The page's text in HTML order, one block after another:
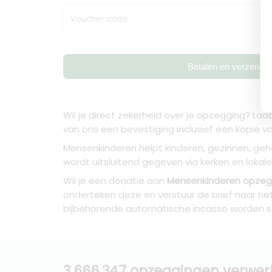
Voucher code
Betalen en verzenden
Wil je direct zekerheid over je opzegging?
van ons een bevestiging inclusief een kopie
Mensenkinderen helpt kinderen, gezinnen,
wordt uitsluitend gegeven via kerken en
Wil je een donatie aan Mensenkinderen
onderteken deze en verstuur de brief naar
bijbehorende automatische incasso worden